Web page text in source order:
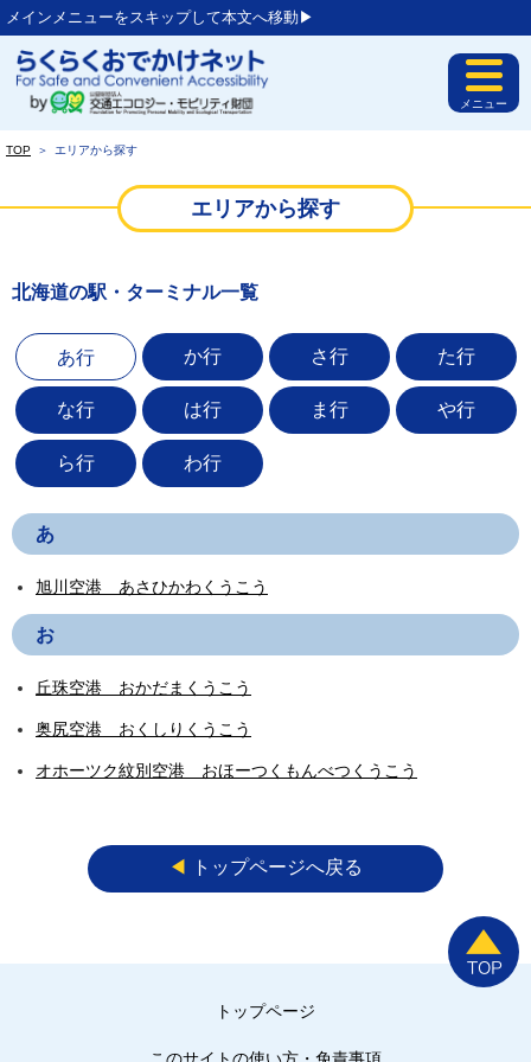
メインメニューをスキップして本文へ移動▶︎
メニュー
TOP ＞ エリアから探す
エリアから探す
北海道の駅・ターミナル一覧
あ行 か行 さ行 た行
な行 は行 ま行 や行
ら行 わ行
あ
旭川空港 あさひかわくうこう
お
丘珠空港 おかだまくうこう
奥尻空港 おくしりくうこう
オホーツク紋別空港 おほーつくもんべつくうこう
◀︎ トップページへ戻る
トップページ